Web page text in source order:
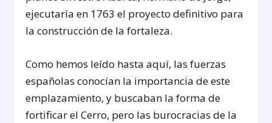
ejecutaría en 1763 el proyecto definitivo para
la construcción de la fortaleza.
Como hemos leído hasta aquí, las fuerzas
españolas conocían la importancia de este
emplazamiento, y buscaban la forma de
fortificar el Cerro, pero las burocracias de la